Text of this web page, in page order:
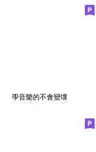
學音樂的不會變壞